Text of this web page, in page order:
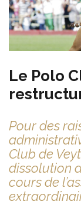
Le Polo
Pour des
Club de
dissolution
cours de